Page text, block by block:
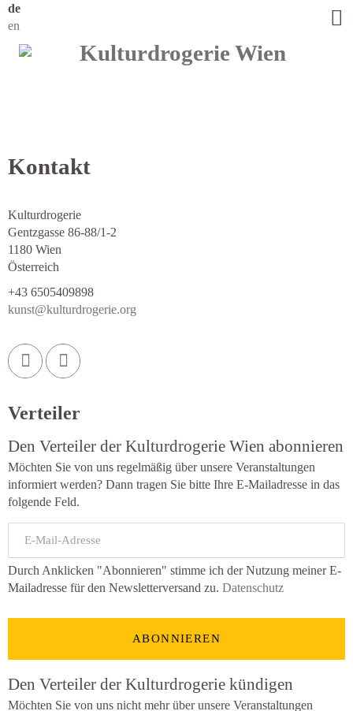
de
en
Kontakt
Kulturdrogerie
Gentzgasse 86-88/1-2
1180 Wien
Österreich
+43 6505409898
kunst@kulturdrogerie.org
Verteiler
Den Verteiler der Kulturdrogerie Wien abonnieren
Möchten Sie von uns regelmäßig über unsere Veranstaltungen
informiert werden? Dann tragen Sie bitte Ihre E-Mailadresse in das
folgende Feld.
E-
Mail-
Adresse
Durch Anklicken "Abonnieren" stimme ich der Nutzung meiner E-
Mailadresse für den Newsletterversand zu. Datenschutz
ABONNIEREN
Den Verteiler der Kulturdrogerie kündigen
Möchten Sie von uns nicht mehr über unsere Veranstaltungen